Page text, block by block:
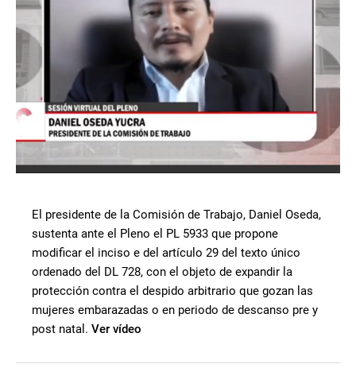
El presidente de la Comisión de Trabajo, Daniel Oseda,
sustenta ante el Pleno el PL 5933 que propone
modificar el inciso e del artículo 29 del texto único
ordenado del DL 728, con el objeto de expandir la
protección contra el despido arbitrario que gozan las
mujeres embarazadas o en periodo de descanso pre y
post natal. Ver vídeo